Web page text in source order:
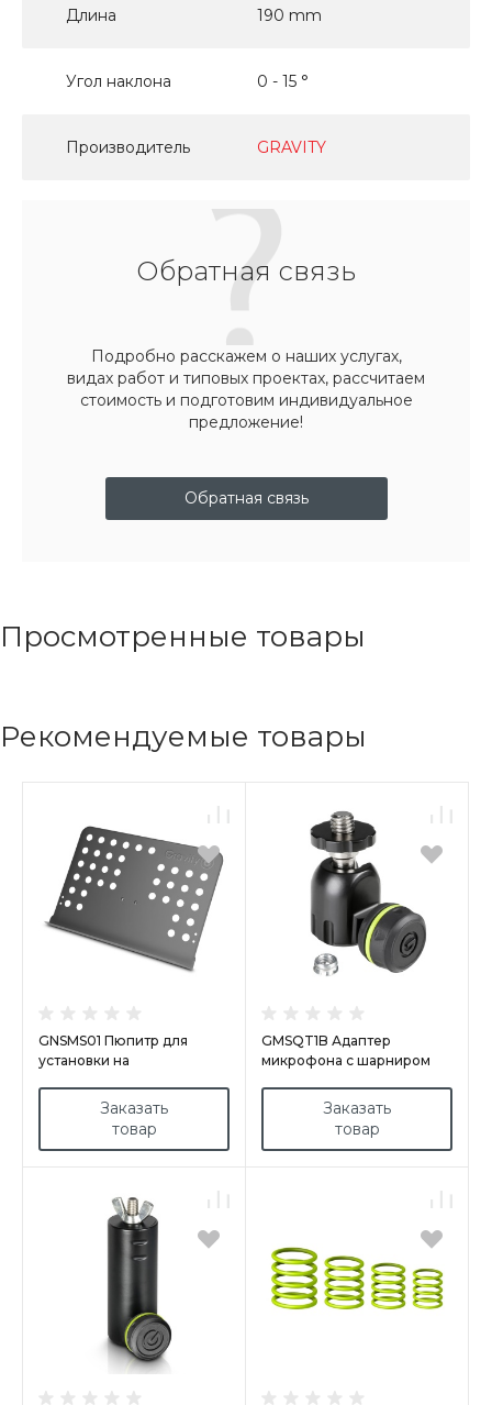
Длина 190 mm
Угол наклона 0 - 15 °
Производитель GRAVITY
Обратная связь
Подробно расскажем о наших услугах,
видах работ и типовых проектах, рассчитаем
стоимость и подготовим индивидуальное
предложение!
Обратная связь
Просмотренные товары
Рекомендуемые товары
GNSMS01 Пюпитр для
установки на
Заказать
товар
GMSQT1B Адаптер
микрофона с шарниром
Заказать
товар